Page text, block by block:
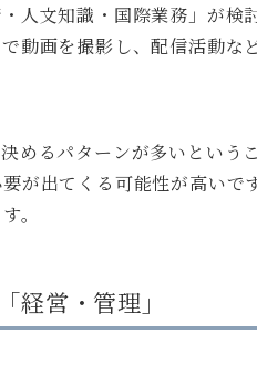
人文知識・国際業務」が検
動画を撮影し、配信活動な
めるパターンが多いというこ
が出てくる可能性が高いで
。
経営・管理」